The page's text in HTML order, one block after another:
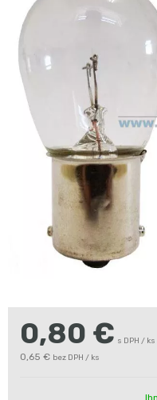
0,80 € s DPH / ks
0,65 € bez DPH / ks